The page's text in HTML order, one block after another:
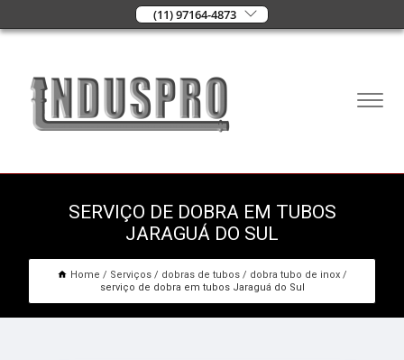
(11) 97164-4873
SERVIÇO DE DOBRA EM TUBOS
JARAGUÁ DO SUL
Home Serviços dobras de tubos
dobra tubo de inox
serviço de dobra em tubos Jaraguá do Sul